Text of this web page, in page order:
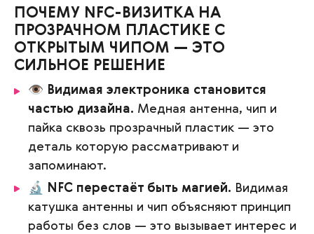
ПОЧЕМУ NFC-ВИЗИТКА НА
ПРОЗРАЧНОМ ПЛАСТИКЕ С
ОТКРЫТЫМ ЧИПОМ — ЭТО
СИЛЬНОЕ РЕШЕНИЕ
👁️ Видимая электроника становится
частью дизайна. Медная антенна, чип и
пайка сквозь прозрачный пластик — это
деталь которую рассматривают и
запоминают.
🔬 NFC перестаёт быть магией. Видимая
катушка антенны и чип объясняют принцип
работы без слов — это вызывает интерес и